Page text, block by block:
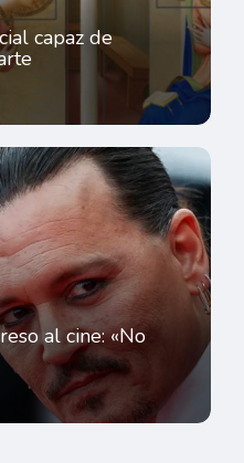
capaz de
al cine: «No